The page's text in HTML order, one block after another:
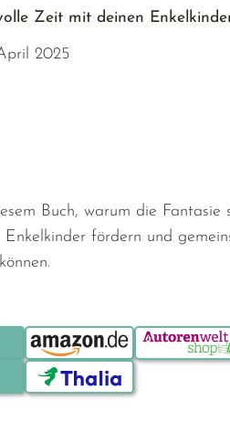
Zeit mit deinen
2025
Buch, warum die Fantasie
fördern und
Bestellen über: